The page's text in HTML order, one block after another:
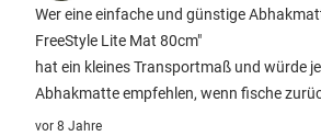
Wer eine einfache und günstige
FreeStyle Lite Mat 80cm"
hat ein kleines Transportmaß und würde
Abhakmatte empfehlen, wenn fische
vor 8 Jahre